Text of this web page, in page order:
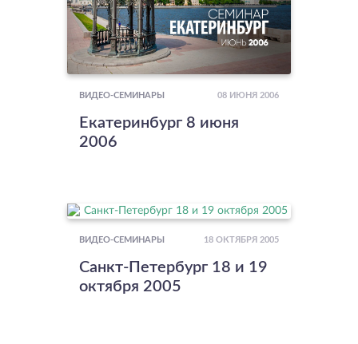
ВИДЕО-СЕМИНАРЫ 08 ИЮНЯ 2006
Екатеринбург 8 июня
2006
ВИДЕО-СЕМИНАРЫ 18 ОКТЯБРЯ 2005
Санкт-Петербург 18 и 19
октября 2005